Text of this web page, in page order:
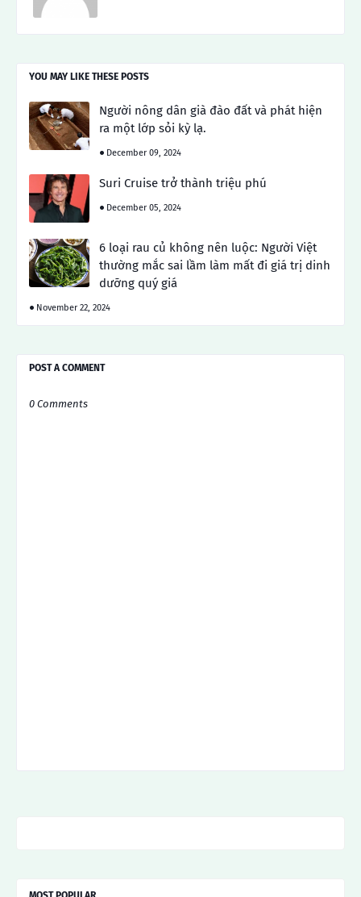
YOU MAY LIKE THESE POSTS
Người nông dân già đào đất và phát hiện
ra một lớp sỏi kỳ lạ.
December 09, 2024
Suri Cruise trở thành triệu phú
December 05, 2024
6 loại rau củ không nên luộc: Người Việt
thường mắc sai lầm làm mất đi giá trị dinh
dưỡng quý giá
November 22, 2024
POST A COMMENT
0 Comments